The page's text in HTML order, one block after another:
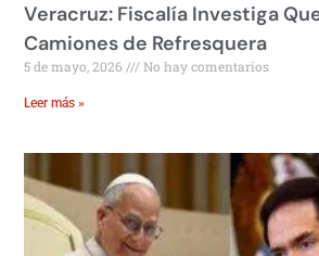
Veracruz: Fiscalía Investiga
Camiones de Refresquera
5 de mayo, 2026 No hay comentarios
Leer más »